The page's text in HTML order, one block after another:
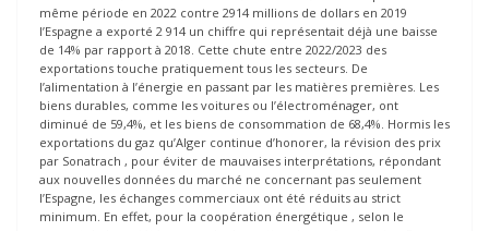
même période en 2022 contre 2914 millions de dollars en 2019
l’Espagne a exporté 2 914 un chiffre qui représentait déjà une baisse
de 14% par rapport à 2018. Cette chute entre 2022/2023 des
exportations touche pratiquement tous les secteurs. De
l’alimentation à l’énergie en passant par les matières premières. Les
biens durables, comme les voitures ou l’électroménager, ont
diminué de 59,4%, et les biens de consommation de 68,4%. Hormis les
exportations du gaz qu’Alger continue d’honorer, la révision des prix
par Sonatrach , pour éviter de mauvaises interprétations, répondant
aux nouvelles données du marché ne concernant pas seulement
l’Espagne, les échanges commerciaux ont été réduits au strict
minimum. En effet, pour la coopération énergétique , selon le